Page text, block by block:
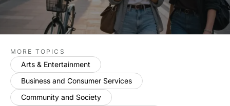
MORE TOPICS
Arts & Entertainment
Business and Consumer Services
Community and Society